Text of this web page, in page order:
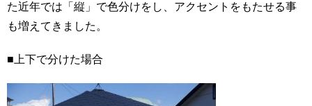
た近年では「縦」で色分けをし、アクセントをもたせる事
も増えてきました。
■上下で分けた場合